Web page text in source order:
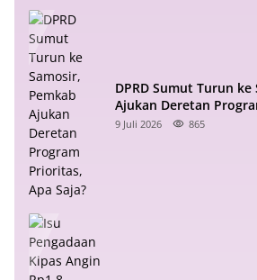
DPRD Sumut Turun
Ajukan Deretan
Saja?
9 Juli 2026 865